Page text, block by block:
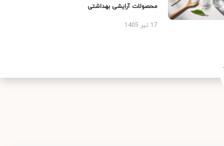
محصولات آرایشی بهداشتی
17 تیر 1405